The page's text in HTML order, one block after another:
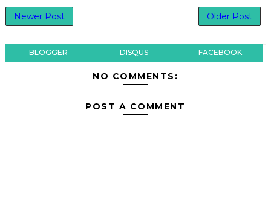
Newer Post Older Post
BLOGGER DISQUS FACEBOOK
NO COMMENTS:
POST A COMMENT